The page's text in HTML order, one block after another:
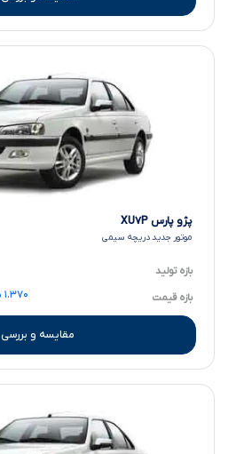
پژو پارس XU۷P
موتور جدید دریچه سیمی
بازه تولید
بازه قیمت ۱.۳۷۰ میلیارد تا ۱.۷۳۰ میلیارد تومانءءء
مقایسه و بررسی